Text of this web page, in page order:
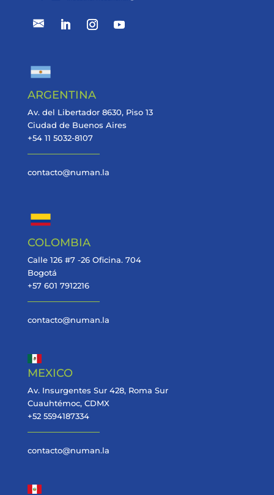
ARGENTINA
Av. del Libertador 8630, Piso 13
Ciudad de Buenos Aires
+54 11 5032-8107
contacto@numan.la
COLOMBIA
Calle 126 #7 -26 Oficina. 704
Bogotá
+57 601 7912216
contacto@numan.la
MEXICO
Av. Insurgentes Sur 428, Roma Sur
Cuauhtémoc, CDMX
+52 5594187334
contacto@numan.la